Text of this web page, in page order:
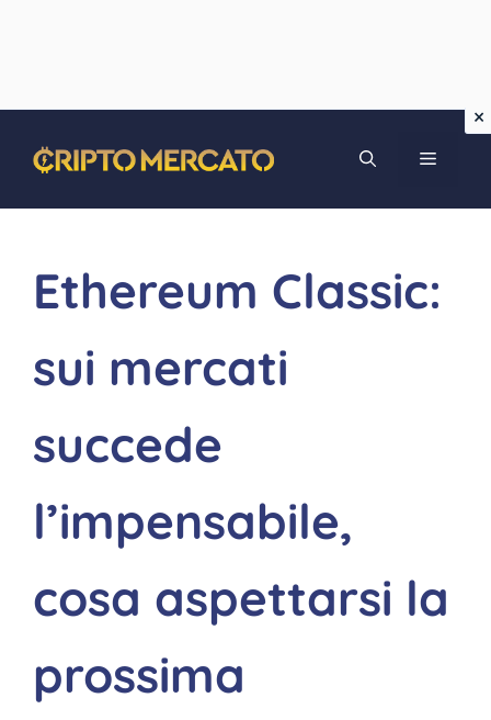
contenuto
MENU
Ethereum Classic:
sui mercati
succede
l’impensabile,
cosa aspettarsi la
prossima